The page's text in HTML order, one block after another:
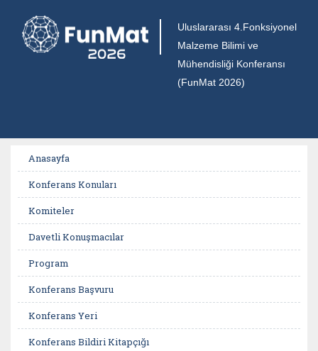
Uluslararası 4.Fonksiyonel
Malzeme Bilimi ve
Mühendisliği Konferansı
(FunMat 2026)
Anasayfa
Konferans Konuları
Komiteler
Davetli Konuşmacılar
Program
Konferans Başvuru
Konferans Yeri
Konferans Bildiri Kitapçığı